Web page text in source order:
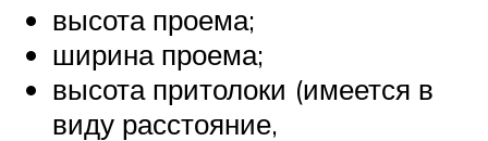
высота проема;
ширина проема;
высота притолоки (имеется в
виду расстояние,